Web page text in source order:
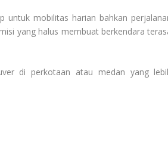
untuk mobilitas harian bahkan
yang halus membuat berkendara
di perkotaan atau medan yang